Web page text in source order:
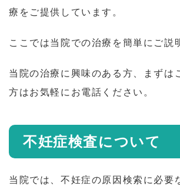
療をご提供しています。
ここでは当院での治療を簡単にご説
当院の治療に興味のある方、まずは
方はお気軽にお電話ください。
不妊症検査について
当院では、不妊症の原因検索に必要